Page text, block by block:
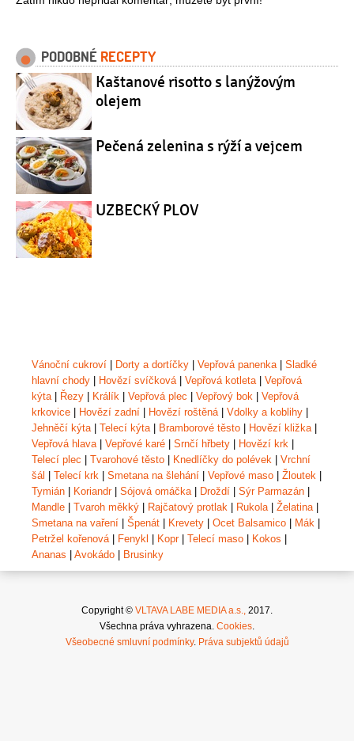
PODOBNÉ RECEPTY
Kaštanové risotto s lanýžovým
olejem
Pečená zelenina s rýží a vejcem
UZBECKÝ PLOV
Vánoční cukroví Dorty a dortíčky Vepřová panenka| Sladké
hlavní chody
Hovězí svíčková| Vepřová kotleta| Vepřová
kýta| Řezy Králík Vepřová plec Vepřový bok
Vepřová
krkovice
Hovězí zadní Hovězí roštěná| Vdolky a koblihy
Jehněčí kýta| Telecí kýta| Bramborové těsto Hovězí kližka|
Vepřová hlava| Vepřové karé Srnčí hřbety Hovězí krk
Telecí plec
Tvarohové těsto Knedlíčky do polévek
Vrchní
šál
Telecí krk Smetana na šlehání Vepřové maso Žloutek
Tymián
Koriandr| Sójová omáčka| Droždí Sýr Parmazán
Mandle
Tvaroh měkký Rajčatový protlak Rukola| Želatina|
Smetana na vaření
Špenát Krevety Ocet Balsamico Mák
Petržel kořenová| Fenykl Kopr| Telecí maso Kokos
Ananas
Avokádo Brusinky
Copyright © VLTAVA LABE MEDIA a.s., 2017.
Všechna práva vyhrazena. Cookies.
Všeobecné smluvní podmínky. Práva subjektů údajů